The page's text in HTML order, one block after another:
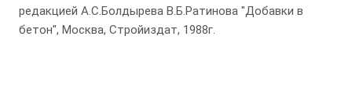
редакцией А.С.Болдырева В.Б.Ратинова "Добавки в
бетон", Москва, Стройиздат, 1988г.